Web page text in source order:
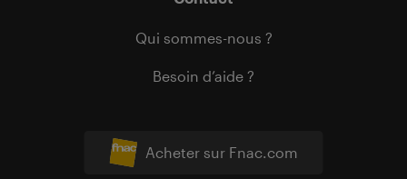
Acheter sur Fnac.com
Qui sommes-nous ?
Besoin d’aide ?